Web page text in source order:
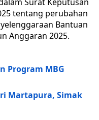
tentang perubahan
Bantuan
Anggaran 2025.
Program MBG
Martapura, Simak